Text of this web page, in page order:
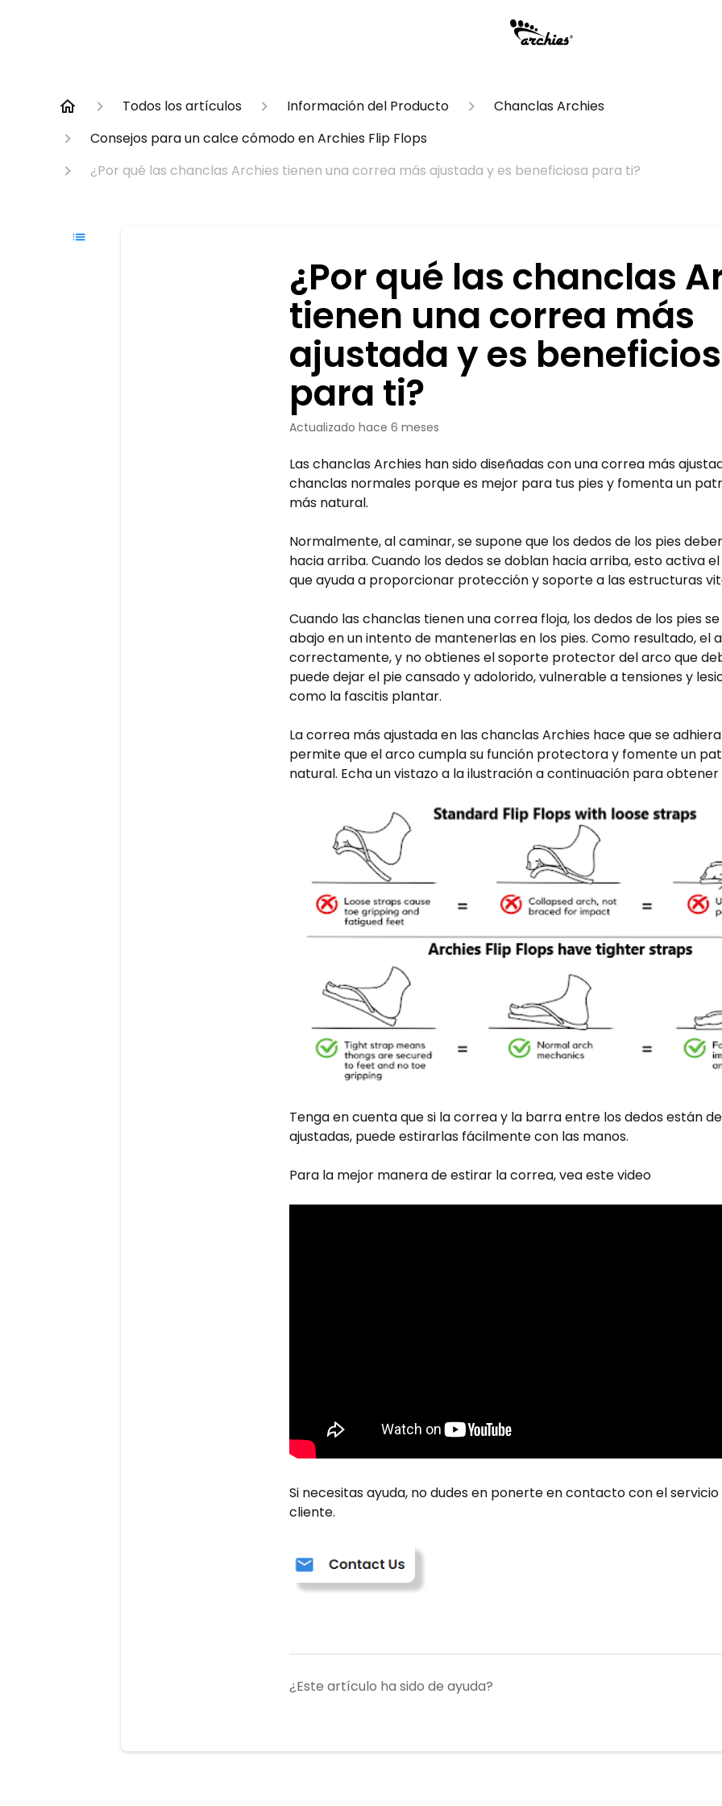
Todos los artículos Información del Producto
Chanclas Archies
Consejos para un calce cómodo en Archies Flip Flops
¿Por qué las chanclas Archies tienen una correa más ajustada y es beneficiosa para ti?
¿Por qué las chanclas
tienen una correa más
ajustada y es
para ti?
Actualizado hace 6 meses
Las chanclas Archies han sido diseñadas con una correa más
chanclas normales porque es mejor para tus pies y fomenta un
más natural.
Normalmente, al caminar, se supone que los dedos de los pies
hacia arriba. Cuando los dedos se doblan hacia arriba, esto activa
que ayuda a proporcionar protección y soporte a las estructuras
Cuando las chanclas tienen una correa floja, los dedos de los pies
abajo en un intento de mantenerlas en los pies. Como resultado, el
correctamente, y no obtienes el soporte protector del arco que
puede dejar el pie cansado y adolorido, vulnerable a tensiones y
como la fascitis plantar.
La correa más ajustada en las chanclas Archies hace que se
permite que el arco cumpla su función protectora y fomente un
natural. Echa un vistazo a la ilustración a continuación para
Tenga en cuenta que si la correa y la barra entre los dedos están
ajustadas, puede estirarlas fácilmente con las manos.
Para la mejor manera de estirar la correa, vea este video
Si necesitas ayuda, no dudes en ponerte en contacto con el
cliente.
¿Este artículo ha sido de ayuda?